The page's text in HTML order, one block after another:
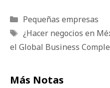
Categorías
Pequeñas empresas
Etiquetas
¿Hacer negocios en
el Global Business
Más Notas